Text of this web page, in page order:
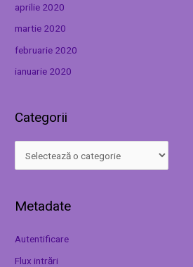
aprilie 2020
martie 2020
februarie 2020
ianuarie 2020
Categorii
Metadate
Autentificare
Flux intrări